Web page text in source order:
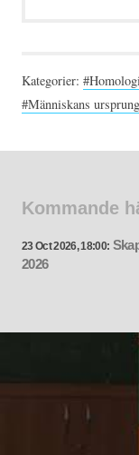
Kategorier:
#Människans ursprung
Kommande
23 Oct 2026, 18:00:
2026